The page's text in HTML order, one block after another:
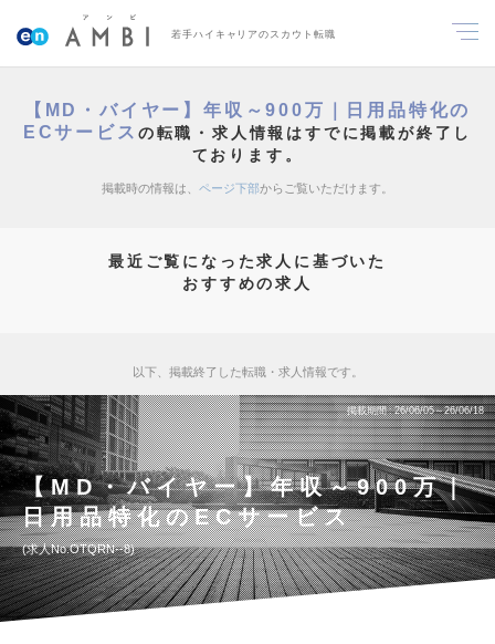
若手ハイキャリアのスカウト転職
【MD・バイヤー】年収～900万｜日用品特化の
ECサービス の転職・求人情報はすでに掲載が終了し
ております。
掲載時の情報は、 ページ下部からご覧いただけます。
最近ご覧になった求人に基づいた
おすすめの求人
以下、掲載終了した転職・求人情報です。
掲載期間 26/06/05～26/06/18
【MD・バイヤー】年収～900万｜
日用品特化のECサービス
求人No.OTQRN--8